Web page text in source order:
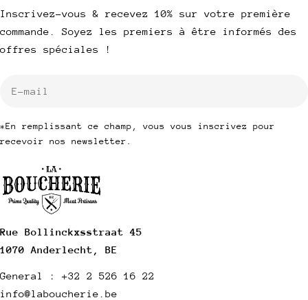
Rue Bollinckxsstraat 45
1070 Anderlecht, BE
General : +32 2 526 16 22
info@laboucherie.be
Inscrivez-vous & recevez 10% sur votre première
commande. Soyez les premiers à être informés des
offres spéciales !
*En remplissant ce champ, vous vous inscrivez pour
recevoir nos newsletter.